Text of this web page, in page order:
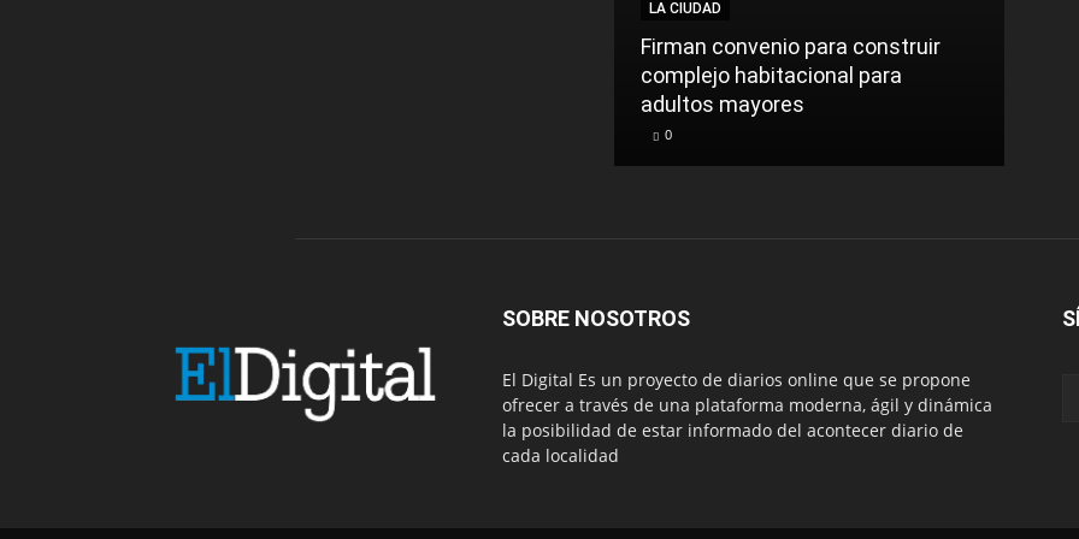
LA CIUDAD
Firman convenio para construir
complejo habitacional para
adultos mayores
0
SOBRE NOSOTROS
El Digital Es un proyecto de diarios online que se propone
ofrecer a través de una plataforma moderna, ágil y dinámica
la posibilidad de estar informado del acontecer diario de
cada localidad